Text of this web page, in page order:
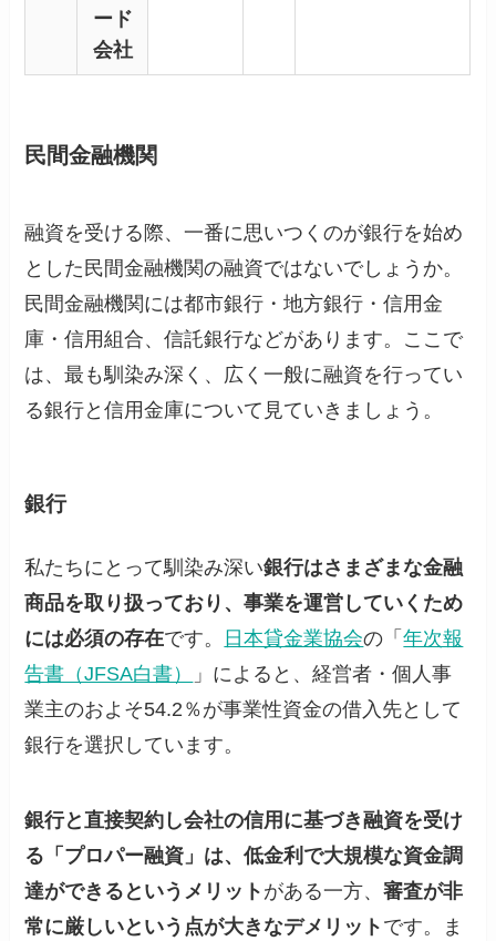
ード
会社
民間金融機関
融資を受ける際、一番に思いつくのが銀行を始め
とした民間金融機関の融資ではないでしょうか。
民間金融機関には都市銀行・地方銀行・信用金
庫・信用組合、信託銀行などがあります。ここで
は、最も馴染み深く、広く一般に融資を行ってい
る銀行と信用金庫について見ていきましょう。
銀行
私たちにとって馴染み深い銀行はさまざまな金融
商品を取り扱っており、事業を運営していくため
には必須の存在です。 日本貸金業協会の「年次報
告書（JFSA白書）
」によると、経営者・個人事
業主のおよそ54.2％が事業性資金の借入先として
銀行を選択しています。
銀行と直接契約し会社の信用に基づき融資を受け
る「プロパー融資」は、低金利で大規模な資金調
達ができるというメリット がある一方、審査が非
常に厳しいという点が大きなデメリット です。ま